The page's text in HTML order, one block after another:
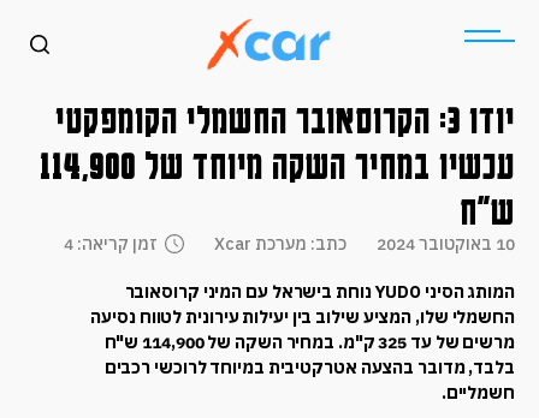
יודו 3: הקרוסאובר החשמלי הקומפקטי
עכשיו במחיר השקה מיוחד של 114,900
ש"ח
10 באוקטובר 2024 כתב: מערכת Xcar זמן קריאה: 4
המותג הסיני YUDO נוחת בישראל עם המיני קרוסאובר
החשמלי שלו, המציע שילוב בין יעילות עירונית לטווח נסיעה
מרשים של עד 325 ק"מ. במחיר השקה של 114,900 ש"ח
בלבד, מדובר בהצעה אטרקטיבית במיוחד לרוכשי רכבים
חשמליים.